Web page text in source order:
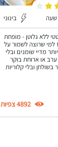
שעה בינוני
ללא גלוטן - מופחת
למי שרוצה לשמור על
מדיי שומנים ובלי
ערב או ארוחת בוקר
ובלי קלוריות
4892 צפיות